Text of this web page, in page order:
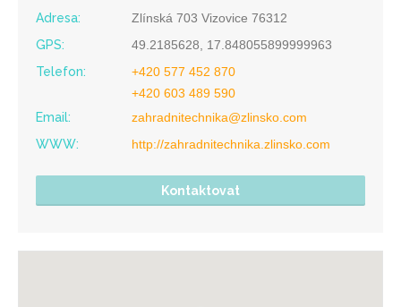
Adresa:
Zlínská 703 Vizovice 76312
GPS:
49.2185628, 17.848055899999963
Telefon:
+420 577 452 870
+420 603 489 590
Email:
zahradnitechnika@zlinsko.com
WWW:
http://zahradnitechnika.zlinsko.com
Kontaktovat